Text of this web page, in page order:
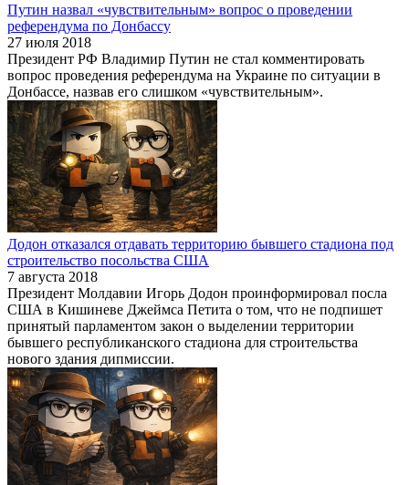
Путин назвал «чувствительным» вопрос о проведении
референдума по Донбассу
27 июля 2018
Президент РФ Владимир Путин не стал комментировать
вопрос проведения референдума на Украине по ситуации в
Донбассе, назвав его слишком «чувствительным».
Додон отказался отдавать территорию бывшего стадиона под
строительство посольства США
7 августа 2018
Президент Молдавии Игорь Додон проинформировал посла
США в Кишиневе Джеймса Петита о том, что не подпишет
принятый парламентом закон о выделении территории
бывшего республиканского стадиона для строительства
нового здания дипмиссии.